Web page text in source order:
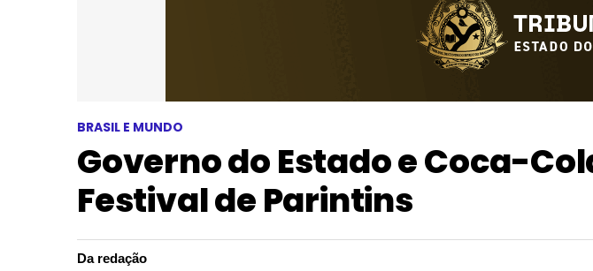
BRASIL E MUNDO
Governo do Estado e Coca-
Festival de Parintins
Da redação